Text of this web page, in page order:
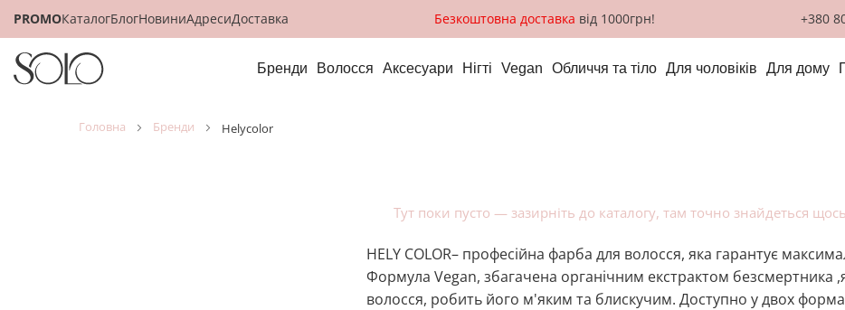
PROMOКаталогБлогНовиниАдресиДоставка Безкоштовна доставка від 1000грн! +380
Бренди Волосся Аксесуари Нігті Vegan Обличчя та тіло Для чоловіків Для дому
головна бренди helycolor
Тут поки пусто — зазирніть до каталогу, там точно знайдеться
HELY COLOR– професійна фарба для волосся, яка гарантує
Формула Vegan, збагачена органічним екстрактом безсмертника
волосся, робить його м'яким та блискучим. Доступно у двох